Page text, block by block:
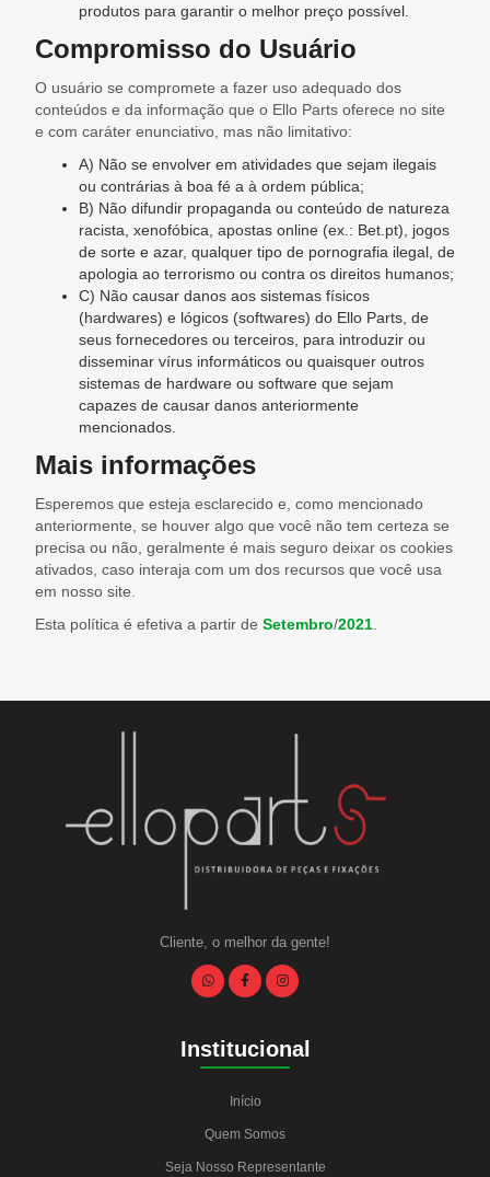
produtos para garantir o melhor preço possível.
Compromisso do Usuário
O usuário se compromete a fazer uso adequado dos
conteúdos e da informação que o Ello Parts oferece no site
e com caráter enunciativo, mas não limitativo:
A) Não se envolver em atividades que sejam ilegais
ou contrárias à boa fé a à ordem pública;
B) Não difundir propaganda ou conteúdo de natureza
racista, xenofóbica, apostas online (ex.: Bet.pt), jogos
de sorte e azar, qualquer tipo de pornografia ilegal, de
apologia ao terrorismo ou contra os direitos humanos;
C) Não causar danos aos sistemas físicos
(hardwares) e lógicos (softwares) do Ello Parts, de
seus fornecedores ou terceiros, para introduzir ou
disseminar vírus informáticos ou quaisquer outros
sistemas de hardware ou software que sejam
capazes de causar danos anteriormente
mencionados.
Mais informações
Esperemos que esteja esclarecido e, como mencionado
anteriormente, se houver algo que você não tem certeza se
precisa ou não, geralmente é mais seguro deixar os cookies
ativados, caso interaja com um dos recursos que você usa
em nosso site.
Esta política é efetiva a partir de Setembro/2021.
Cliente, o melhor da gente!
Institucional
Início
Quem Somos
Seja Nosso Representante